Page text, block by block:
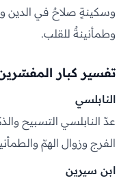
وسكينةٍ صلاحٌ في الدين
وطمأنينةٌ للقلب.
تفسير كبار
النابلسي
عدّ النابلسي التسبيح
الفرج وزوال الهمّ
ابن سيرين